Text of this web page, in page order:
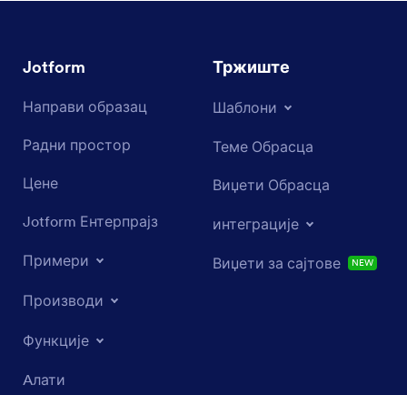
Jotform
Направи образац
Радни простор
Цене
Jotform Ентерпрајз
Примери
Производи
Функције
Aлати
Тржиште
Шаблони
Теме Обрасца
Виџети Обрасца
интеграције
Виџети за сајтове NEW